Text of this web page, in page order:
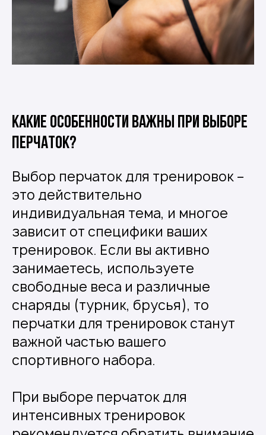
Какие особенности важны при выборе
перчаток?
Выбор перчаток для тренировок –
это действительно
индивидуальная тема, и многое
зависит от специфики ваших
тренировок. Если вы активно
занимаетесь, используете
свободные веса и различные
снаряды (турник, брусья), то
перчатки для тренировок станут
важной частью вашего
спортивного набора.
При выборе перчаток для
интенсивных тренировок